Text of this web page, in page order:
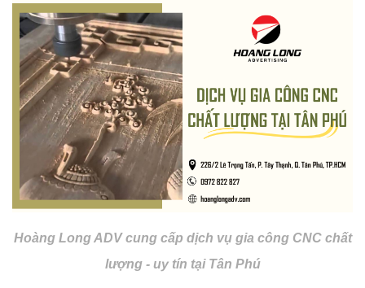
Hoàng Long ADV cung cấp dịch vụ gia công CNC chất
lượng - uy tín tại Tân Phú